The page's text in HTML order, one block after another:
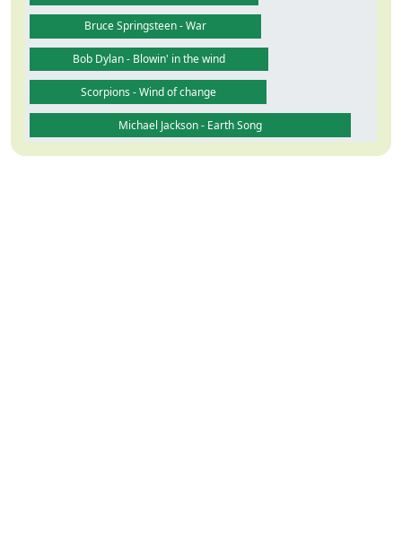
Bruce Springsteen - War
Bob Dylan - Blowin' in the wind
Scorpions - Wind of change
Michael Jackson - Earth Song